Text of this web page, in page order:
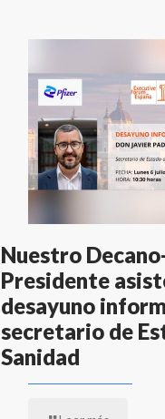
Nuestro
Presidente
desayuno
secretario de
Sanidad